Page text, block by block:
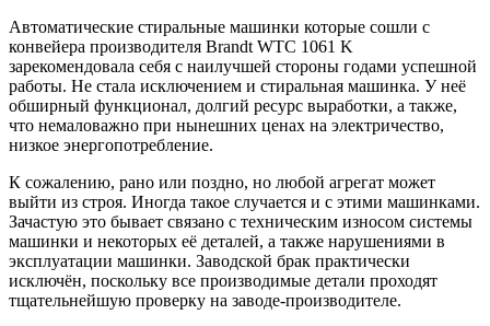
Автоматические стиральные машинки которые сошли с
конвейера производителя Brandt WTC 1061 K
зарекомендовала себя с наилучшей стороны годами успешной
работы. Не стала исключением и стиральная машинка. У неё
обширный функционал, долгий ресурс выработки, а также,
что немаловажно при нынешних ценах на электричество,
низкое энергопотребление.
К сожалению, рано или поздно, но любой агрегат может
выйти из строя. Иногда такое случается и с этими машинками.
Зачастую это бывает связано с техническим износом системы
машинки и некоторых её деталей, а также нарушениями в
эксплуатации машинки. Заводской брак практически
исключён, поскольку все производимые детали проходят
тщательнейшую проверку на заводе-производителе.